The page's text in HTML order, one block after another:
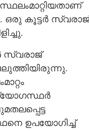
ഒരു കൂട്ടർ സ്വരാജ്
സ്വരാജ്
ഉപയോഗിച്ച്